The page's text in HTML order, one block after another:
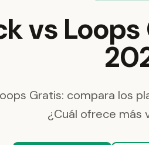
vs
Gratis: compara los
¿Cuál ofrece más